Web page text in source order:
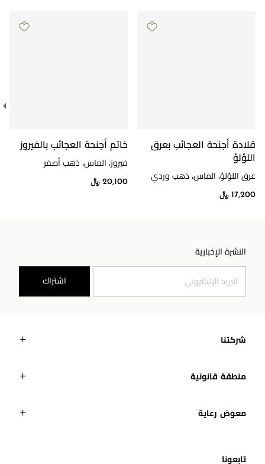
قلادة أجنحة العجائب بعرق
اللؤلؤ
عرق اللؤلؤ، الماس، ذهب وردي
17,200 ﷼
خاتم أجنحة العجائب بالفيروز
فيروز، الماس، ذهب أصفر
20,100 ﷼
النشرة الإخبارية
اشتراك
شركتنا
منطقة قانونية
معوَض رعاية
تابعونا​